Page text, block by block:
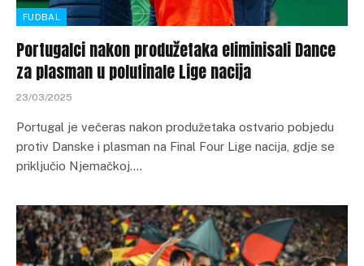
FUDBAL
Portugalci nakon produžetaka eliminisali Dance
za plasman u polufinale Lige nacija
23/03/2025
Portugal je večeras nakon produžetaka ostvario pobjedu
protiv Danske i plasman na Final Four Lige nacija, gdje se
priključio Njemačkoj.…